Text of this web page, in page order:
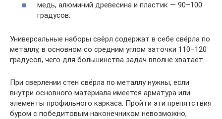
медь, алюминий древесина и пластик — 90–100
градусов.
Универсальные наборы свёрл содержат в себе свёрла по
металлу, в основном со средним углом заточки 110–120
градусов, чего для большинства задач вполне хватает.
При сверлении стен свёрла по металлу нужны, если
внутри основного материала имеется арматура или
элементы профильного каркаса. Пройти эти препятствия
буром с победитовым наконечником невозможно,